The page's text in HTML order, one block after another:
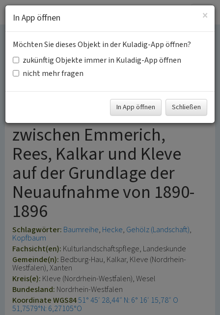
Lineare Gehölzstrukturen
in der holozänen
Rheinaue (Niederterrasse)
des linken Rheinufers
zwischen Emmerich,
Rees, Kalkar und Kleve
auf der Grundlage der
Neuaufnahme von 1890-
1896
Schlagwörter: Baumreihe Hecke Gehölz (Landschaft)
Kopfbaum
Fachsicht(en): Kulturlandschaftspflege, Landeskunde
Gemeinde(n): Bedburg-Hau, Kalkar, Kleve (Nordrhein-
Westfalen), Xanten
Kreis(e): Kleve (Nordrhein-Westfalen), Wesel
Bundesland: Nordrhein-Westfalen
Koordinate WGS8451° 45′ 28,44″ N: 6° 16′ 15,78″ O
51,7579°N: 6,27105°O
×
In App öffnen
Möchten Sie dieses Objekt in der Kuladig-App öffnen?
zukünftig Objekte immer in Kuladig-App öffnen
nicht mehr fragen
In App öffnen Schließen